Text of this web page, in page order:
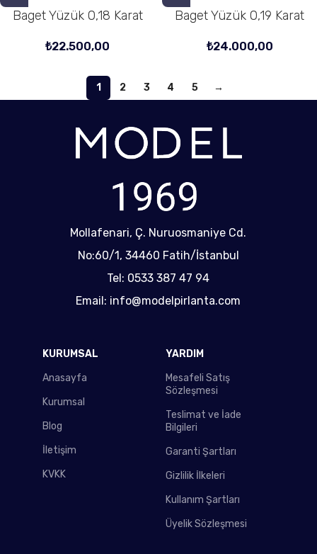
Baget Yüzük 0,18 Karat
₺22.500,00
Baget Yüzük 0,19 Karat
₺24.000,00
1 2 3 4 5 →
Mollafenari, Ç. Nuruosmaniye Cd.
No:60/1, 34460 Fatih/İstanbul
Tel: 0533 387 47 94
Email: info@modelpirlanta.com
KURUMSAL
Anasayfa
Kurumsal
Blog
İletişim
KVKK
YARDIM
Mesafeli Satış
Sözleşmesi
Teslimat ve İade
Bilgileri
Garanti Şartları
Gizlilik İlkeleri
Kullanım Şartları
Üyelik Sözleşmesi